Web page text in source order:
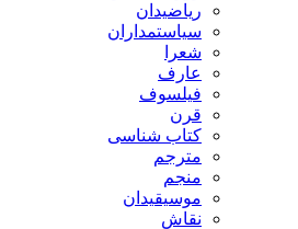
ریاضیدان
سیاستمداران
شعرا
عارف
فیلسوف
قرن
کتاب شناسی
مترجم
منجم
موسیقیدان
نقاش